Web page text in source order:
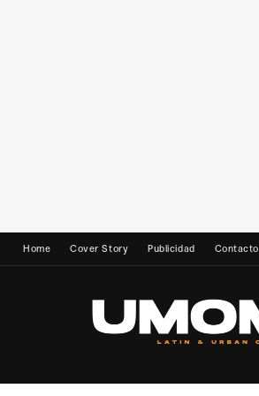
Home Cover Story Publicidad Contacto